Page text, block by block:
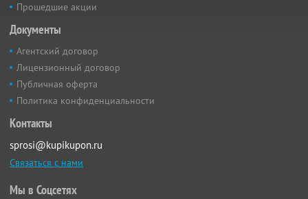
Прошедшие акции
Документы
Агентский договор
Лицензионный договор
Публичная оферта
Политика конфиденциальности
Контакты
sprosi@kupikupon.ru
Связаться с нами
Мы в Соцсетях